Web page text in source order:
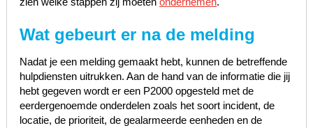
Wat gebeurt er na de melding
Nadat je een melding gemaakt hebt, kunnen de betreffende
hulpdiensten uitrukken. Aan de hand van de informatie die jij
hebt gegeven wordt er een P2000 opgesteld met de
eerdergenoemde onderdelen zoals het soort incident, de
locatie, de prioriteit, de gealarmeerde eenheden en de